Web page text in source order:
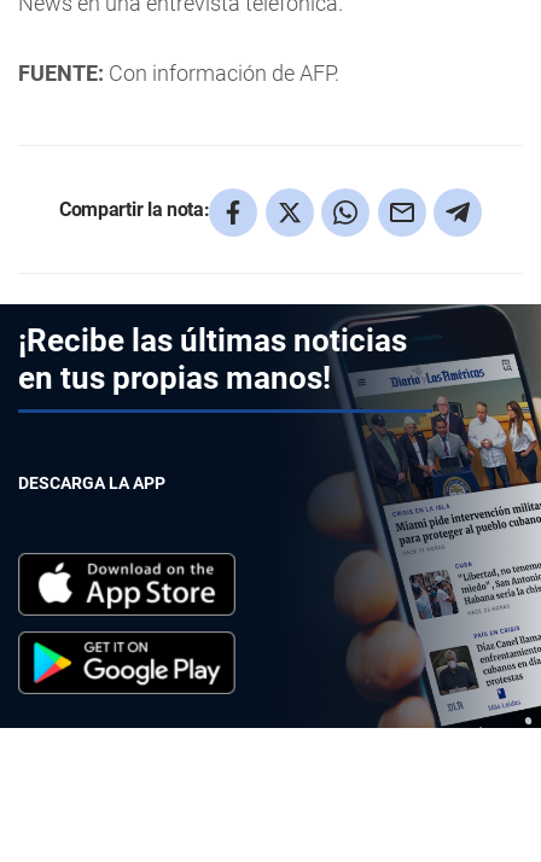
FUENTE: Con información de AFP.
Compartir la nota:
¡Recibe las últimas noticias
en tus propias manos!
DESCARGA LA APP